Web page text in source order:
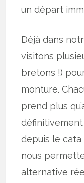
un départ
Déjà dans
visitons
bretons !)
monture.
prend plus
depuis le
nous
alternative